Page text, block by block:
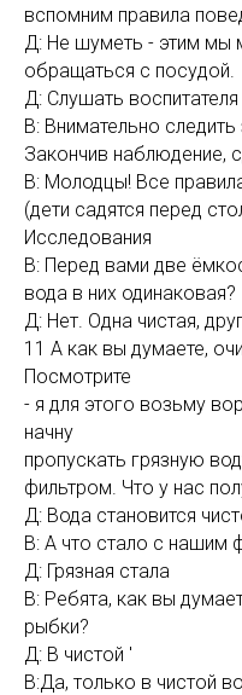
вспомним правила
Д: Не шуметь - этим мы
обращаться с посудой.
Д: Слушать воспитателя
В: Внимательно
Закончив наблюдение,
В: Молодцы! Все
(дети садятся перед
Исследования
В: Перед вами две
вода в них одинаковая?
Д: Нет. Одна чистая,
11 А как вы думаете,
Посмотрите
- я для этого возьму
начну
пропускать грязную
фильтром. Что у нас
Д: Вода становится
В: А что стало с нашим
Д: Грязная стала
В: Ребята, как вы
рыбки?
Д: В чистой '
В:Да, только в чистой